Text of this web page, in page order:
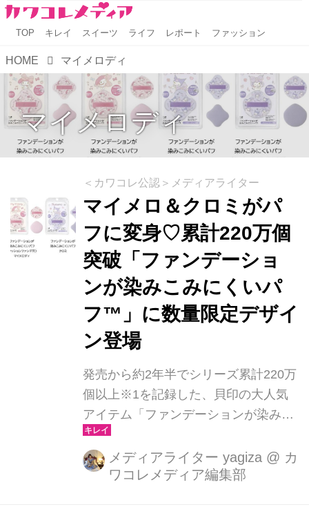
TOP キレイ スイーツ ライフ レポート ファッション
HOME マイメロディ
マイメロディ
＜カワコレ公認＞メディアライター
マイメロ＆クロミがパ
フに変身♡累計220万個
突破「ファンデーショ
ンが染みこみにくいパ
フ™」に数量限定デザイ
ン登場
発売から約2年半でシリーズ累計220万
個以上※1を記録した、貝印の大人気
アイテム「ファンデーションが染みこ
みにくいパフ™」に、サンリオの人気
キャラクターマイメロディとクロミの
限定デザインが仲間入り。2025年12月
メディアライター yagiza @ カ
ワコレメディア編集部